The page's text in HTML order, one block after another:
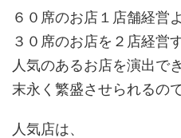
６０席のお店１店舗経営
３０席のお店を２店経営
人気のあるお店を演出で
末永く繁盛させられるので
人気店は、